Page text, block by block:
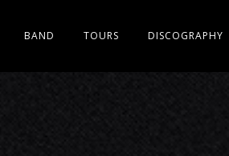
BAND TOURS DISCOGRAPHY